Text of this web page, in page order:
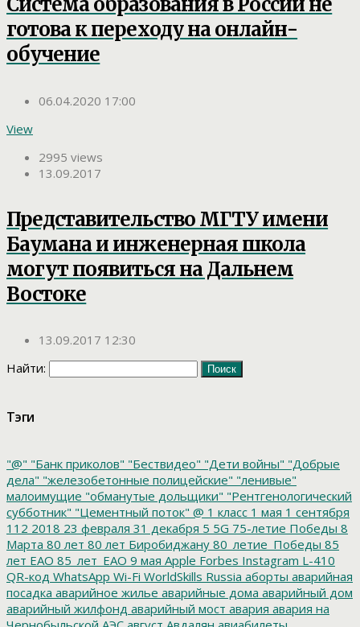
готова к переходу на онлайн-
обучение
06.04.2020 17:00
View
2995 views
13.09.2017
Представительство МГТУ имени
Баумана и инженерная школа
могут появиться на Дальнем
Востоке
13.09.2017 12:30
Найти:
Тэги
"@" "Банк приколов" "Бествидео" "Дети войны" "Добрые
дела" "железобетонные полицейские" "ленивые"
малоимущие "обманутые дольщики" "Рентгенологический
субботник" "Цементный поток" @ 1 класс 1 мая 1 сентября
112 2018 23 февраля 31 декабря 5 5G 75-летие Победы 8
Марта 80 лет 80 лет Биробиджану 80_летие_Победы 85
лет ЕАО 85_лет_ЕАО 9 мая Apple Forbes Instagram L-410
QR-код WhatsApp Wi-Fi WorldSkills Russia аборты аварийная
посадка аварийное жилье аварийные дома аварийный дом
аварийный жилфонд аварийный мост авария авария на